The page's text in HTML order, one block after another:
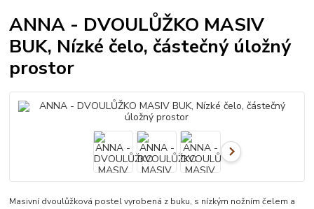
ANNA - DVOULŮŽKO MASIV
BUK, Nízké čelo, částečný úložný
prostor
Masivní dvoulůžková postel vyrobená z buku, s nízkým nožním čelem a